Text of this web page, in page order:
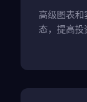
高级图表
态，提高投